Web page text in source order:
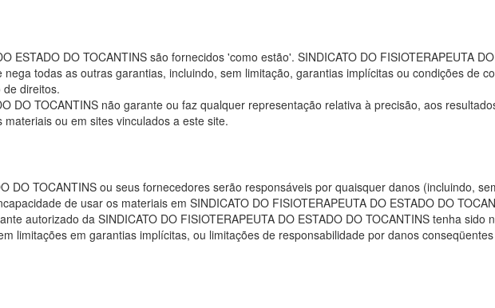
ESTADO DO TOCANTINS são fornecidos 'como estão'. SINDICATO DO FISIOTERAPEUTA
todas as outras garantias, incluindo, sem limitação, garantias implícitas ou condições de
direitos.
DO TOCANTINS não garante ou faz qualquer representação relativa à precisão, aos
ou em sites vinculados a este site.
DO TOCANTINS ou seus fornecedores serão responsáveis ​​por quaisquer danos (incluindo,
de usar os materiais em SINDICATO DO FISIOTERAPEUTA DO ESTADO DO
autorizado da SINDICATO DO FISIOTERAPEUTA DO ESTADO DO TOCANTINS tenha
limitações em garantias implícitas, ou limitações de responsabilidade por danos